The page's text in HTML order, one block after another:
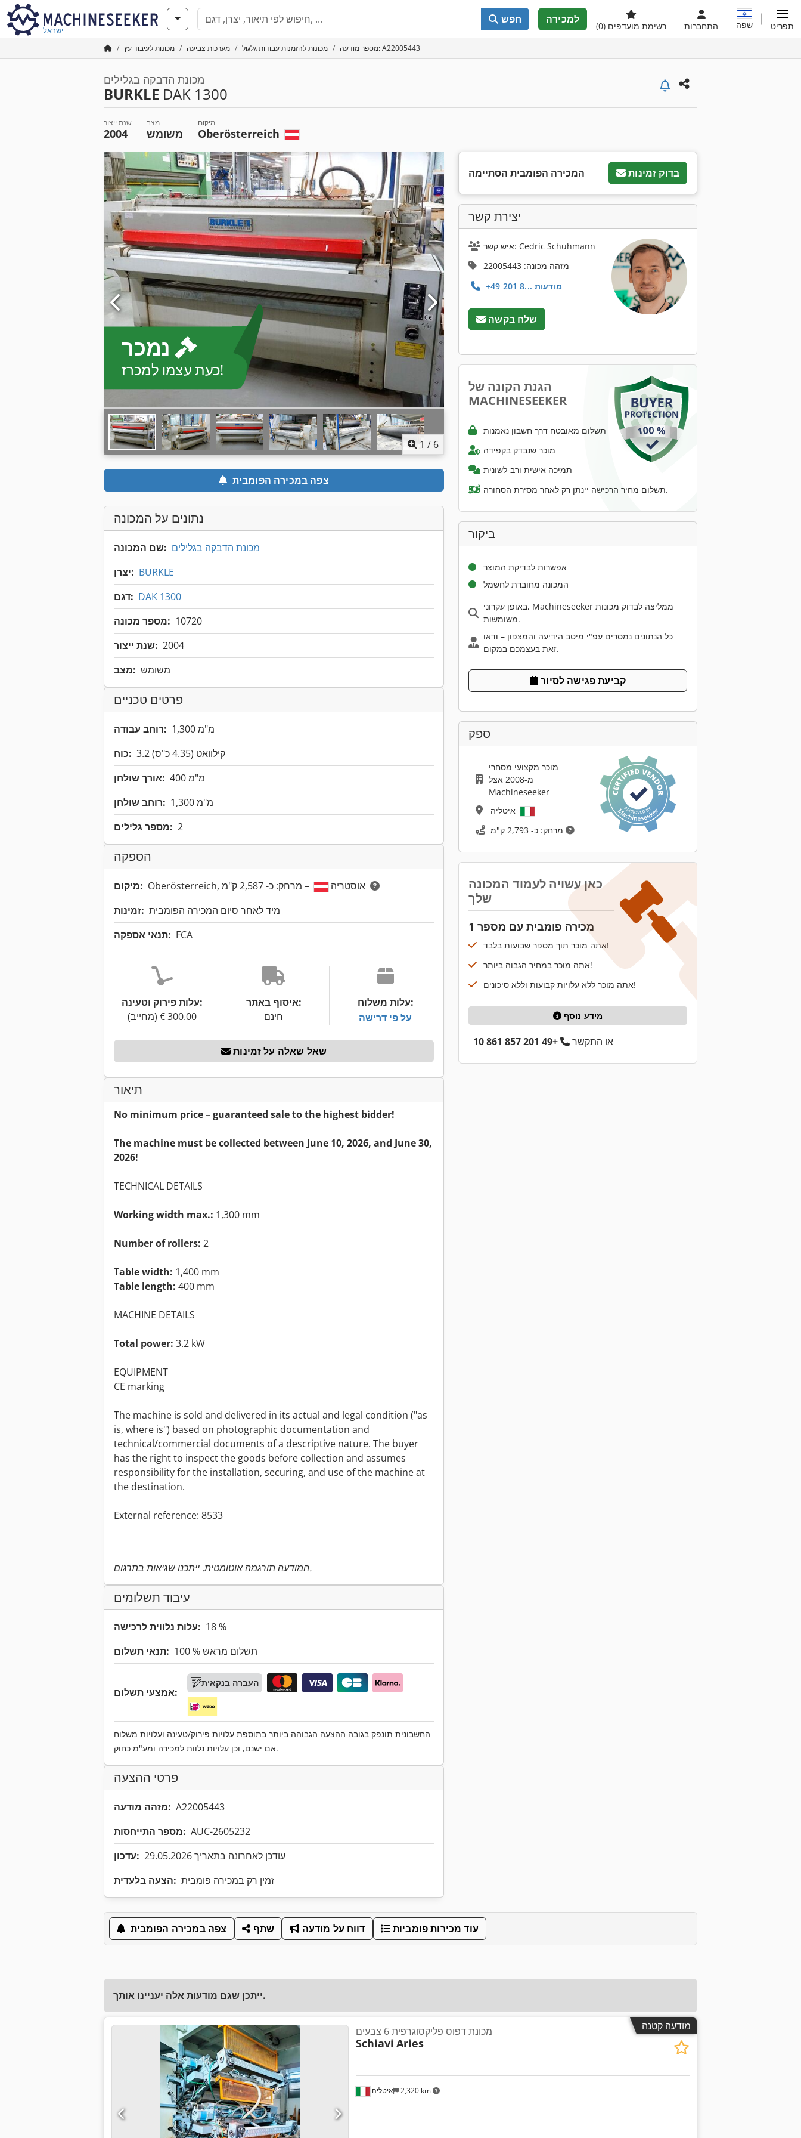
ישראל
חפש למכירה
רשימת מועדפים (0) התחברות שפה תפריט
מכונות לעיבוד עץ מערכות צביעה מכונות להזמנות עבודות גלגול מספר מודעה: A22005443
מכונת הדבקה בגלילים
BURKLE DAK 1300
שנת ייצור
2004
מצב
משומש
מיקום
Oberösterreich
כעת עצמו למכרז!
1 / 6
צפה במכירה הפומבית
נתונים על המכונה
שם המכונה: מכונת הדבקה בגלילים
יצרן: BURKLE
דגם: DAK 1300
מספר מכונה: 10720
שנת ייצור: 2004
מצב: משומש
פרטים טכניים
רוחב עבודה:
1,300 מ"מ
כוח:
3.2 קילוואט (4.35 כ"ס)
אורך שולחן:
400 מ"מ
רוחב שולחן:
1,300 מ"מ
מספר גלילים: 2
הספקה
מיקום: Oberösterreich, אוסטריה
זמינות: מיד לאחר סיום המכירה הפומבית
תנאי אספקה: FCA
עלות פירוק וטעינה:
איסוף באתר:
חינם
עלות משלוח:
על פי דרישה
שאל שאלה על זמינות
תיאור
No minimum price – guaranteed sale to the highest bidder!
The machine must be collected between June 10, 2026, and June 30,
2026!
TECHNICAL DETAILS
Working width max.: 1,300 mm
Number of rollers: 2
Table width: 1,400 mm
Table length: 400 mm
MACHINE DETAILS
Total power: 3.2 kW
EQUIPMENT
CE marking
The machine is sold and delivered in its actual and legal condition ("as
is, where is") based on photographic documentation and
technical/commercial documents of a descriptive nature. The buyer
has the right to inspect the goods before collection and assumes
responsibility for the installation, securing, and use of the machine at
the destination.
External reference: 8533
המודעה תורגמה אוטומטית. ייתכנו שגיאות בתרגום.
עיבוד תשלומים
עלות נלווית לרכישה: 18 %
תנאי תשלום:
100 % תשלום מראש
אמצעי תשלום:
העברה בנקאית
החשבונית תונפק בגובה ההצעה הגבוהה ביותר בתוספת עלויות פירוק/טעינה ועלויות משלוח
אם ישנם, וכן עלויות נלוות למכירה ומע"מ כחוק.
פרטי ההצעה
מזהה מודעה: A22005443
מספר התייחסות: AUC-2605232
עדכון:
עודכן לאחרונה בתאריך 29.05.2026
הצעה בלעדית: זמין רק במכירה פומבית
המכירה הפומבית הסתיימה בדוק זמינות
יצירת קשר
איש קשר: Cedric Schuhmann
מזהה מכונה: 22005443
+49 201 8... מודעות
שלח בקשה
הגנת הקונה של
MACHINESEEKER
תשלום מאובטח דרך חשבון נאמנות
מוכר שנבדק בקפידה
תמיכה אישית ורב-לשונית
תשלום מחיר הרכישה יינתן רק לאחר מסירת הסחורה.
ביקור
אפשרות לבדיקת המוצר
המכונה מחוברת לחשמל
באופן עקרוני, Machineseeker ממליצה לבדוק מכונות
משומשות.
כל הנתונים נמסרים עפ"י מיטב הידיעה והמצפון – ודאו
זאת בעצמכם במקום.
קביעת פגישה לסיור
ספק
מוכר מקצועי מסחרי
מ-2008 אצל
Machineseeker
כאן עשויה לעמוד המכונה
שלך
מכירה פומבית עם מספר 1
אתה מוכר תוך מספר שבועות בלבד!
אתה מוכר במחיר הגבוה ביותר!
אתה מוכר ללא עלויות קבועות וללא סיכונים!
מידע נוסף
או התקשר +49 201 857 861 10
צפה במכירה הפומבית שתף דווח על מודעה עוד מכירות פומביות
ייתכן שגם מודעות אלה יעניינו אותך.
מודעה קטנה
איטליה 2,320 km
מכונת דפוס פליקסוגרפית 6 צבעים
Schiavi Aries